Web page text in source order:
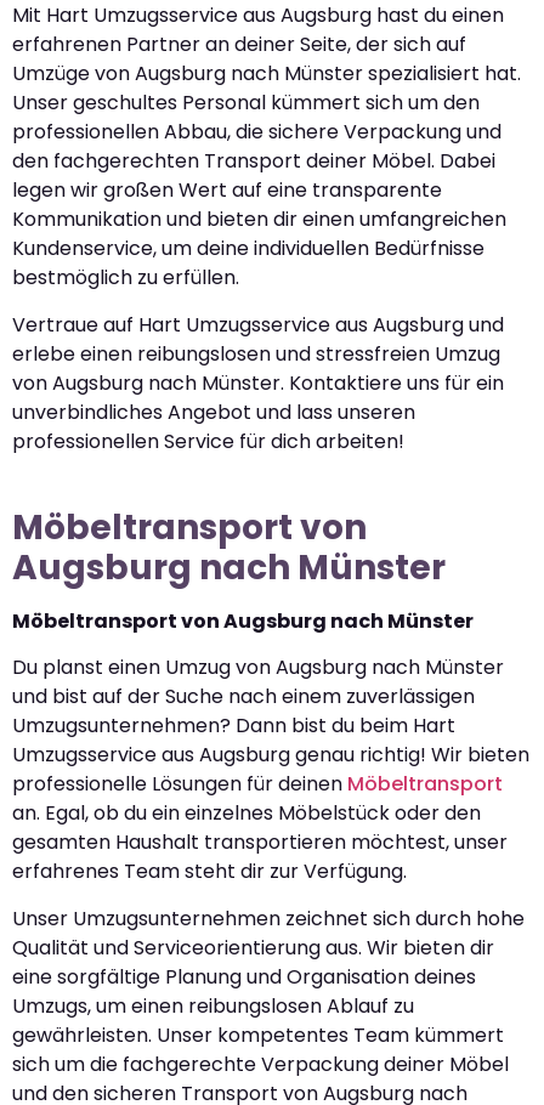
Mit Hart Umzugsservice aus Augsburg hast du einen
erfahrenen Partner an deiner Seite, der sich auf
Umzüge von Augsburg nach Münster spezialisiert hat.
Unser geschultes Personal kümmert sich um den
professionellen Abbau, die sichere Verpackung und
den fachgerechten Transport deiner Möbel. Dabei
legen wir großen Wert auf eine transparente
Kommunikation und bieten dir einen umfangreichen
Kundenservice, um deine individuellen Bedürfnisse
bestmöglich zu erfüllen.
Vertraue auf Hart Umzugsservice aus Augsburg und
erlebe einen reibungslosen und stressfreien Umzug
von Augsburg nach Münster. Kontaktiere uns für ein
unverbindliches Angebot und lass unseren
professionellen Service für dich arbeiten!
Möbeltransport von
Augsburg nach Münster
Möbeltransport von Augsburg nach Münster
Du planst einen Umzug von Augsburg nach Münster
und bist auf der Suche nach einem zuverlässigen
Umzugsunternehmen? Dann bist du beim Hart
Umzugsservice aus Augsburg genau richtig! Wir bieten
professionelle Lösungen für deinen Möbeltransport
an. Egal, ob du ein einzelnes Möbelstück oder den
gesamten Haushalt transportieren möchtest, unser
erfahrenes Team steht dir zur Verfügung.
Unser Umzugsunternehmen zeichnet sich durch hohe
Qualität und Serviceorientierung aus. Wir bieten dir
eine sorgfältige Planung und Organisation deines
Umzugs, um einen reibungslosen Ablauf zu
gewährleisten. Unser kompetentes Team kümmert
sich um die fachgerechte Verpackung deiner Möbel
und den sicheren Transport von Augsburg nach